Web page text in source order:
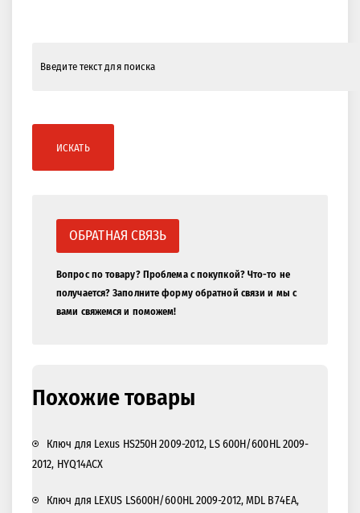
ИСКАТЬ
ОБРАТНАЯ СВЯЗЬ
Вопрос по товару? Проблема с покупкой? Что-то не
получается? Заполните форму обратной связи и мы с
вами свяжемся и поможем!
Похожие товары
Ключ для Lexus HS250H 2009-2012, LS 600H/600HL 2009-
2012, HYQ14ACX
Ключ для LEXUS LS600H/600HL 2009-2012, MDL B74EA,